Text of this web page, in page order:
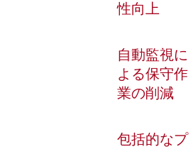
性向上
自動監視に
よる保守作
業の削減
包括的なプ